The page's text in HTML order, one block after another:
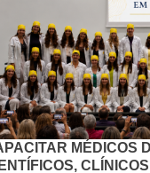
MÉDICOS